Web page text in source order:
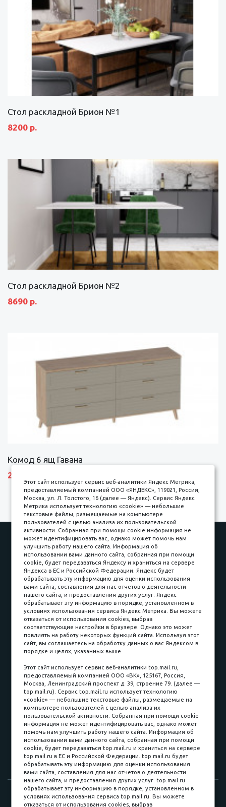
Стол раскладной Брион №1
8200 р.
Стол раскладной Брион №2
8690 р.
Комод 6 ящ Гавана
27690 р.
Наши работы
Оплата
Доставка и сборка
Гарантии
Карьера в компании
Контакты
Принимаем к оплате
Наличные
пл. Соляная, 6, стр. 16
8 (3822) 60-70-30
8 (3822) 50-39-09
8 (3822) 22-77-68
8 (3822) 50-48-50
8 (3822) 65-42-10
© 2015-2026. Компания «Мебельный куб».
Этот сайт использует сервис веб-аналитики Яндекс Метрика,
предоставляемый компанией ООО «ЯНДЕКС», 119021, Россия,
Москва, ул. Л. Толстого, 16 (далее — Яндекс). Сервис Яндекс
Метрика использует технологию «cookie» — небольшие
текстовые файлы, размещаемые на компьютере
пользователей с целью анализа их пользовательской
активности. Собранная при помощи cookie информация не
может идентифицировать вас, однако может помочь нам
улучшить работу нашего сайта. Информация об
использовании вами данного сайта, собранная при помощи
cookie, будет передаваться Яндексу и храниться на сервере
Яндекса в ЕС и Российской Федерации. Яндекс будет
обрабатывать эту информацию для оценки использования
вами сайта, составления для нас отчетов о деятельности
нашего сайта, и предоставления других услуг. Яндекс
обрабатывает эту информацию в порядке, установленном в
условиях использования сервиса Яндекс Метрика. Вы можете
отказаться от использования cookies, выбрав
соответствующие настройки в браузере. Однако это может
повлиять на работу некоторых функций сайта. Используя этот
сайт, вы соглашаетесь на обработку данных о вас Яндексом в
порядке и целях, указанных выше.
Этот сайт использует сервис веб-аналитики top.mail.ru,
предоставляемый компанией ООО «ВК», 125167, Россия,
Москва, Ленинградский проспект д. 39, строение 79. (далее —
top.mail.ru). Сервис top.mail.ru использует технологию
«cookie» — небольшие текстовые файлы, размещаемые на
компьютере пользователей с целью анализа их
пользовательской активности. Собранная при помощи cookie
информация не может идентифицировать вас, однако может
помочь нам улучшить работу нашего сайта. Информация об
использовании вами данного сайта, собранная при помощи
cookie, будет передаваться top.mail.ru и храниться на сервере
top.mail.ru в ЕС и Российской Федерации. top.mail.ru будет
обрабатывать эту информацию для оценки использования
вами сайта, составления для нас отчетов о деятельности
нашего сайта, и предоставления других услуг. top.mail.ru
обрабатывает эту информацию в порядке, установленном в
условиях использования сервиса top.mail.ru. Вы можете
отказаться от использования cookies, выбрав